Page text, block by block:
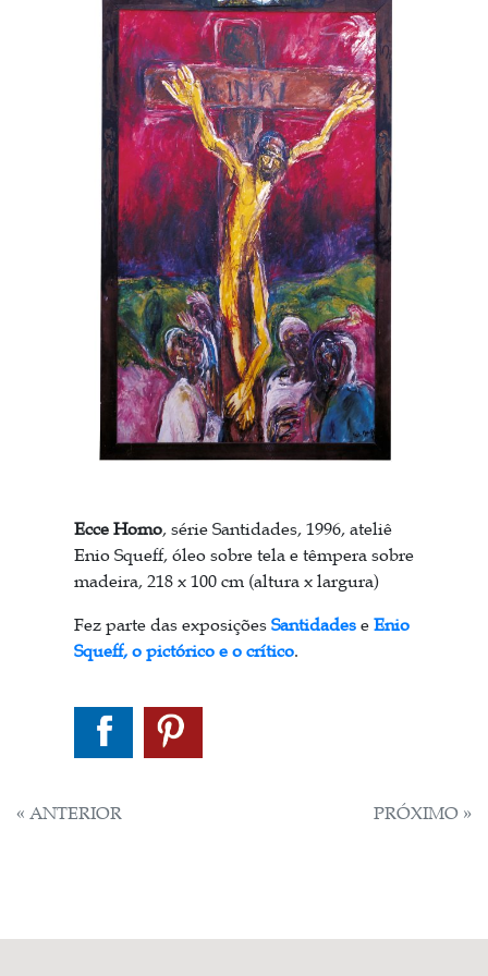
Ecce Homo, série Santidades, 1996, ateliê
Enio Squeff, óleo sobre tela e têmpera sobre
madeira, 218 x 100 cm (altura x largura)
Fez parte das exposições Santidades e Enio
Squeff, o pictórico e o crítico.
NAVEGAÇÃO
« ANTERIOR PRÓXIMO »